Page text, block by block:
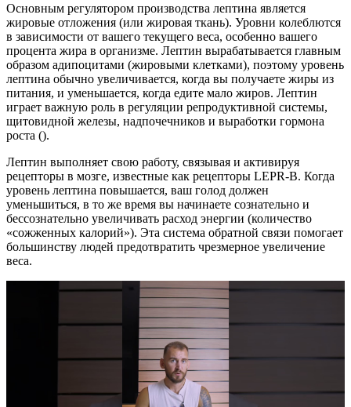
Основным регулятором производства лептина является
жировые отложения (или жировая ткань). Уровни колеблются
в зависимости от вашего текущего веса, особенно вашего
процента жира в организме. Лептин вырабатывается главным
образом адипоцитами (жировыми клетками), поэтому уровень
лептина обычно увеличивается, когда вы получаете жиры из
питания, и уменьшается, когда едите мало жиров. Лептин
играет важную роль в регуляции репродуктивной системы,
щитовидной железы, надпочечников и выработки гормона
роста ().
Лептин выполняет свою работу, связывая и активируя
рецепторы в мозге, известные как рецепторы LEPR-B. Когда
уровень лептина повышается, ваш голод должен
уменьшиться, в то же время вы начинаете сознательно и
бессознательно увеличивать расход энергии (количество
«сожженных калорий»). Эта система обратной связи помогает
большинству людей предотвратить чрезмерное увеличение
веса.